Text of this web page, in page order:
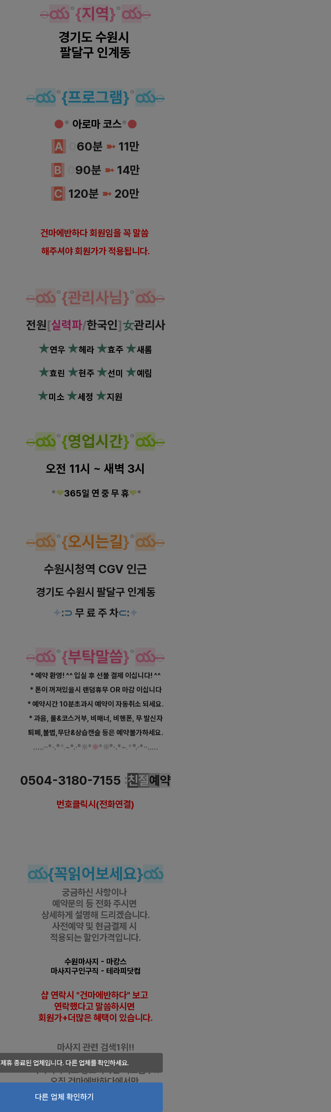
제휴 종료된 업체입니다. 다른 업체를 확인하세요.
다른 업체 확인하기
◌య˚{지역}˚య◌
경기도 수원시
팔달구 인계동
◌య˚{프로그램}˚య◌
●* 아로마 코스*●
A 60분 ➼11만
B
90분 ➼ 14만
C 120분 ➼ 20만
건마에반하다 회원임을 꼭 말씀
해주셔야 회원가가 적용됩니다.
◌య˚{관리사님}˚య◌
전원[실력파/한국인]女관리사
★연우 ★헤라 ★효주 ★새롬
★효린 ★현주 ★선미 ★예림
★미소 ★세정 ★지원
◌య˚{영업시간}˚య◌
오전 11시 ~ 새벽 3시
*❤365일 연 중 무 휴❤*
◌య˚{오시는길}˚య◌
수원시청역 CGV 인근
경기도 수원시 팔달구 인계동
✦:⊃ 무 료 주 차⊂:✦
◌య˚{부탁말씀}˚య◌
* 예약 환영! ^^ 입실 후 선불 결제 이십니다! ^^
* 폰이 꺼져있을시 랜덤휴무 OR 마감 이십니다
* 예약시간 10분초과시 예약이 자동취소 되세요.
* 과음, 룰&코스거부, 비매너, 비핸폰, 무 발신자
퇴폐,불법,무단&상습캔슬 등은 예약불가하세요.
…..··*·.°*.~*.·°❊*❊*❊°·.*~.*°.·*··..…
0504-3180-7155 :친절예 약
번호클릭시(전화연결)
య{꼭읽어보세요}య
궁금하신 사항이나
예약문의 등 전화 주시면
상세하게 설명해 드리겠습니다.
사전예약 및 현금결제 시
적용되는 할인가격입니다.
수원마사지 - 마캉스
마사지구인구직 - 테라피닷컴
샵 연락시 "건마에반하다" 보고
연락했다고 말씀하시면
회원가+더많은 혜택이 있습니다.
마사지 관련 검색1위!!
하루 방문자 1만명!!
마사지사이트 광고디자인최고점수!!
오직 건마에반하다에서만
누릴 수 있는 특권!!
건마/1인샵/스웨디시/전국샵